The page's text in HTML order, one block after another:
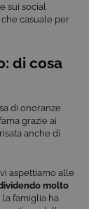
sui social
che casuale per
di cosa
di onoranze
grazie ai
anche di
aspettiamo alle
molto
la famiglia ha